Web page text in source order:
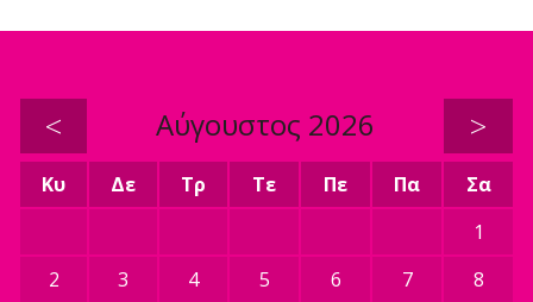
< Αύγουστος 2026 >
Κυ Δε Τρ Τε Πε Πα
Σα
1
2
3 4 5 6 7
8